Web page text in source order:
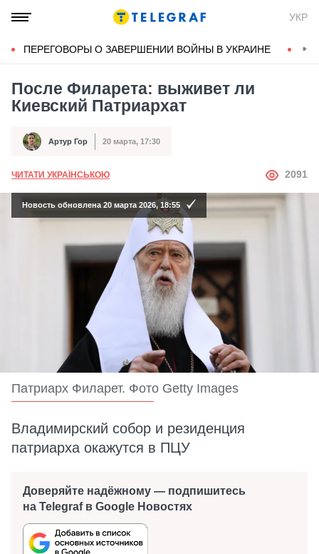
УКР
ПЕРЕГОВОРЫ О ЗАВЕРШЕНИИ ВОЙНЫ В УКРАИНЕ
После Филарета: выживет ли
Киевский Патриархат
Автор Артур Гор
Дата публикации 20 марта, 17:30
ЧИТАТИ УКРАЇНСЬКОЮ АВТОР
2091
Новость обновлена 20 марта 2026, 18:55
Патриарх Филарет. Фото Getty Images
Владимирский собор и резиденция
патриарха окажутся в ПЦУ
Доверяйте надёжному — подпишитесь
на Telegraf в Google Новостях